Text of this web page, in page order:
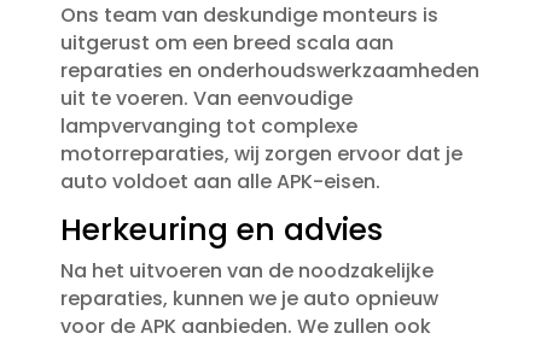
Ons team van deskundige monteurs is
uitgerust om een breed scala aan
reparaties en onderhoudswerkzaamheden
uit te voeren.​ Van eenvoudige
lampvervanging tot complexe
motorreparaties, wij zorgen ervoor dat je
auto voldoet aan alle APK-eisen.​
Herkeuring en advies
Na het uitvoeren van de noodzakelijke
reparaties, kunnen we je auto opnieuw
voor de APK aanbieden.​ We zullen ook